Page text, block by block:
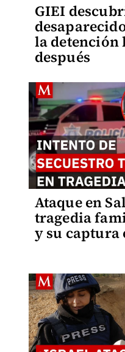
GIEI
la detención
después
Ataque en
tragedia
y su captura